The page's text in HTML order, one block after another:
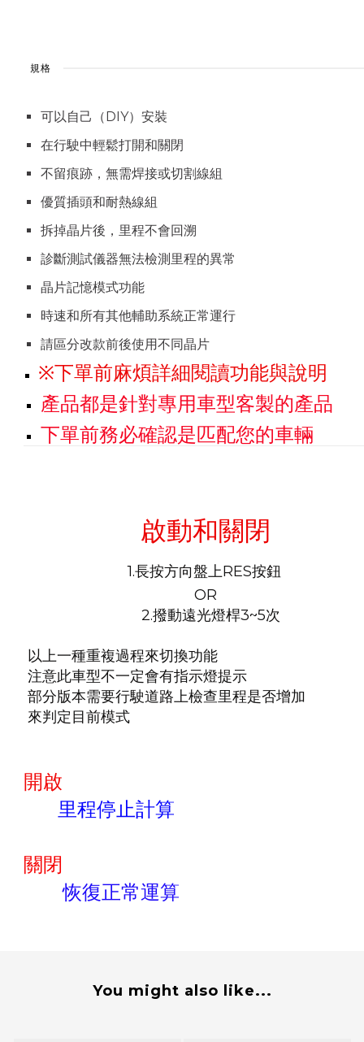
規格
可以自己（DIY）安裝
在行駛中輕鬆打開和關閉
不留痕跡，無需焊接或切割線組
優質插頭和耐熱線組
拆掉晶片後，里程不會回溯
診斷測試儀器無法檢測里程的異常
晶片記憶模式功能
時速和所有其他輔助系統正常運行
請區分改款前後使用不同晶片
※下單前麻煩詳細閱讀功能與說明
產品都是針對專用車型客製的產品
下單前務必確認是匹配您的車輛
啟動和關閉
1.長按方向盤上RES按鈕
OR
2.撥動遠光燈桿3~5次
以上一種重複過程來切換功能
注意此車型不一定會有指示燈提示
部分版本需要行駛道路上檢查里程是否增加
來判定目前模式
開啟
里程停止計算
關閉
恢復正常運算
You might also like...